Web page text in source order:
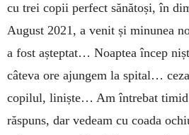
cu trei copii perfect să­nătoși, în
August 2021, a ve­nit și minunea
a fost aș­teptat… Noaptea încep
câteva ore ajungem la spital…
copilul, li­niște… Am în­trebat
răs­puns, dar vedeam cu coada